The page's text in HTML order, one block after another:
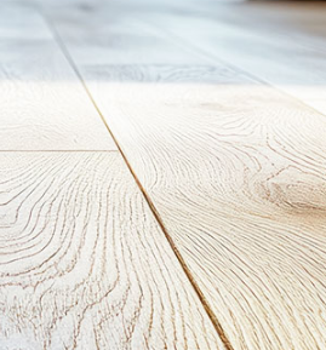
削減
る
「ザ・パークハビオ」ブランドサイ